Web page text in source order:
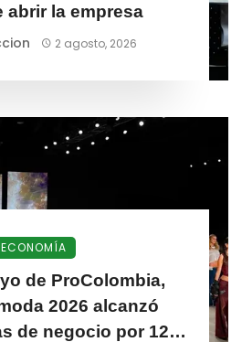
abrir la empresa
2 agosto, 2026
ECONOMÍA
de ProColombia,
2026 alcanzó
de negocio por 12